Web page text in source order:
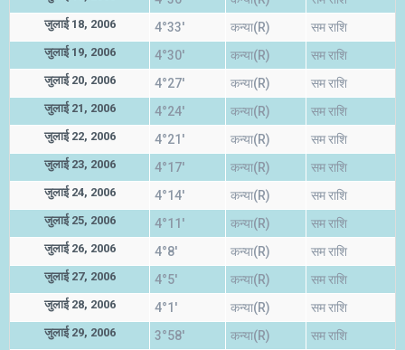
जुलाई 18, 2006 4°33' कन्या(R) सम राशि
जुलाई 19, 2006 4°30' कन्या(R) सम राशि
जुलाई 20, 2006 4°27' कन्या(R) सम राशि
जुलाई 21, 2006 4°24' कन्या(R) सम राशि
जुलाई 22, 2006 4°21' कन्या(R) सम राशि
जुलाई 23, 2006 4°17' कन्या(R) सम राशि
जुलाई 24, 2006 4°14' कन्या(R) सम राशि
जुलाई 25, 2006 4°11' कन्या(R) सम राशि
जुलाई 26, 2006 4°8' कन्या(R) सम राशि
जुलाई 27, 2006 4°5' कन्या(R) सम राशि
जुलाई 28, 2006 4°1' कन्या(R) सम राशि
जुलाई 29, 2006 3°58' कन्या(R) सम राशि